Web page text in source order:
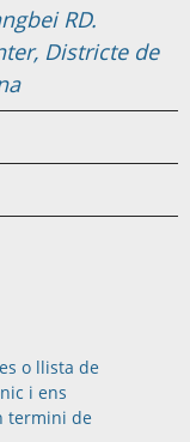
RD.
Districte de
o llista de
i ens
termini de